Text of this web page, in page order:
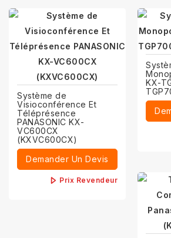
Système de
Visioconférence Et
Téléprésence
PANASONIC KX-
VC600CX
(KXVC600CX)
Demander Un Devis
Prix Revendeur
KX-